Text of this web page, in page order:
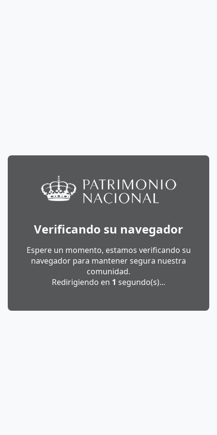
Verificando su navegador
Espere un momento, estamos verificando su
navegador para mantener segura nuestra
comunidad.
Redirigiendo en 1 segundo(s)...